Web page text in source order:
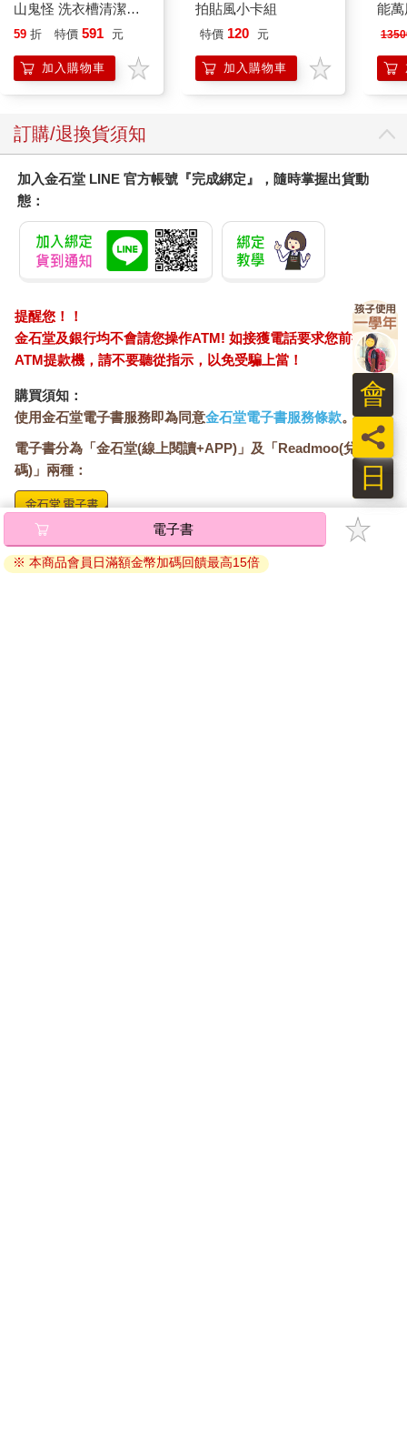
山鬼怪 洗衣槽清潔劑
450公克-10包組
59 折 特價 591 元
加入購物車
拍貼風小卡組
特價 120 元
加入購物車
能
訂購/退換貨須知
加入金石堂 LINE 官方帳號『完成綁定』，隨時掌握出貨動
態：
提醒您！！
金石堂及銀行均不會請您操作ATM! 如接獲電話要求您前往
ATM提款機，請不要聽從指示，以免受騙上當！
購買須知：
使用金石堂電子書服務即為同意金石堂電子書服務條款。
電子書分為「金石堂(線上閱讀+APP)」及「Readmoo(兌換
碼)」兩種：
將儲存於會員中心→電子書服務「我的e書櫃」，點選線上
閱讀直接開啟閱讀。
線上閱讀：
電子書
※ 本商品會員日滿額金幣加碼回饋最高15倍
日
員
會